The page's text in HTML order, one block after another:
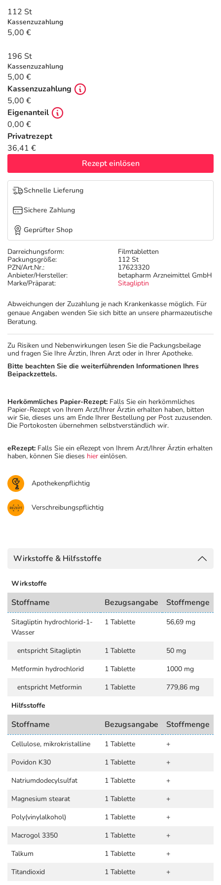
Tierapotheke
Vitamine & Mineralstoffe
Marken
Salus Deals
Darreichungsform:
Filmtabletten
Packungsgröße:
112 St
PZN/Art.Nr.:
17623320
Anbieter/Hersteller:
betapharm Arzneimittel GmbH
Marke/Präparat:
Sitagliptin
Abweichungen der Zuzahlung je nach Krankenkasse möglich. Für
genaue Angaben wenden Sie sich bitte an unsere pharmazeutische
Beratung.
112 St
Kassenzuzahlung
5,00 €
196 St
Kassenzuzahlung
5,00 €
Kassenzuzahlung
5,00 €
Eigenanteil
0,00 €
Privatrezept
36,41 €
Rezept einlösen
Schnelle Lieferung
Sichere Zahlung
Geprüfter Shop
Zu Risiken und Nebenwirkungen lesen Sie die Packungsbeilage
und fragen Sie Ihre Ärztin, Ihren Arzt oder in Ihrer Apotheke.
Bitte beachten Sie die weiterführenden Informationen Ihres
Beipackzettels.
Herkömmliches Papier-Rezept: Falls Sie ein herkömmliches
Papier-Rezept von Ihrem Arzt/Ihrer Ärztin erhalten haben, bitten
wir Sie, dieses uns am Ende Ihrer Bestellung per Post zuzusenden.
Die Portokosten übernehmen selbstverständlich wir.
eRezept: Falls Sie ein eRezept von Ihrem Arzt/Ihrer Ärztin erhalten
haben, können Sie dieses hier einlösen.
Apothekenpflichtig
Verschreibungspflichtig
Wirkstoffe & Hilfsstoffe
Wirkstoffe
Stoffname Bezugsangabe Stoffmenge
Sitagliptin hydrochlorid-1-
Wasser
1 Tablette 56,69 mg
entspricht Sitagliptin 1 Tablette
50 mg
Metformin hydrochlorid
1 Tablette
1000 mg
entspricht Metformin
1 Tablette
779,86 mg
Hilfsstoffe
Stoffname Bezugsangabe Stoffmenge
Cellulose, mikrokristalline 1 Tablette
+
Povidon K30
1 Tablette
+
Natriumdodecylsulfat
1 Tablette
+
Magnesium stearat
1 Tablette
+
Poly(vinylalkohol)
1 Tablette
+
Macrogol 3350
1 Tablette
+
Talkum
1 Tablette
+
Titandioxid
1 Tablette +